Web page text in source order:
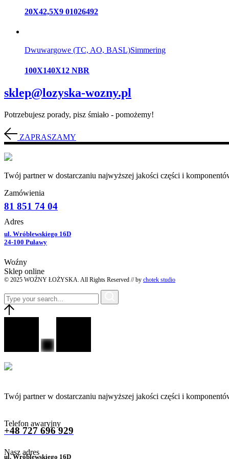
20X42,5X9 01026492
Dwuwargowe (TC, AO, BASL)Simmering
100X140X12 NBR
sklep@lozyska-wozny.pl
Potrzebujesz porady, pisz śmiało - pomożemy!
ZAPRASZAMY
Twój partner w dostarczaniu najwyższej jakości części i
Zamówienia
81 851 74 04
Adres
ul. Wróblewskiego 16D
24-100 Puławy
Woźny
Sklep online
© 2025 WOŹNY ŁOŻYSKA. All Rights Reserved // by chotek studio
Twój partner w dostarczaniu najwyższej jakości części i
Telefon awaryjny
+48 727 696 929
Nasz adres
ul. Wróblewskiego 16D